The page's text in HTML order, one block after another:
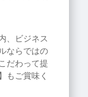
、ビジネス
ならではの
だわって提
もご賞味く